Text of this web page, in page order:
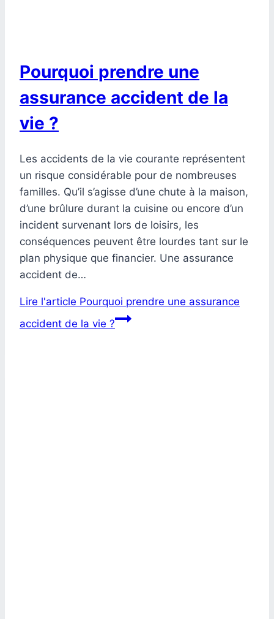
Pourquoi prendre une
assurance accident de la
vie ?
Les accidents de la vie courante représentent
un risque considérable pour de nombreuses
familles. Qu’il s’agisse d’une chute à la maison,
d’une brûlure durant la cuisine ou encore d’un
incident survenant lors de loisirs, les
conséquences peuvent être lourdes tant sur le
plan physique que financier. Une assurance
accident de…
Lire l'article Pourquoi prendre une assurance
accident de la vie ?